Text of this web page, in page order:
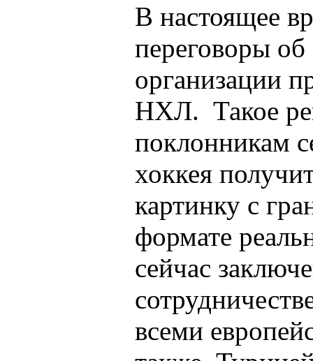
В настоящее
переговоры
организации
НХЛ. Такое
поклонникам
хоккея
картинку с
формате
сейчас
всеми